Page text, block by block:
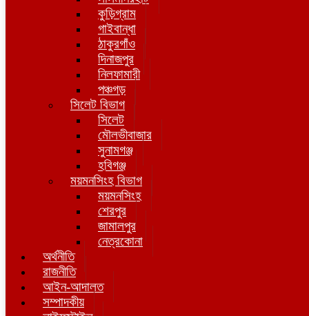
কুড়িগ্রাম
গাইবান্ধা
ঠাকুরগাঁও
দিনাজপুর
নিলফামারী
পঞ্চগড়
সিলেট বিভাগ
সিলেট
মৌলভীবাজার
সুনামগঞ্জ
হবিগঞ্জ
ময়মনসিংহ বিভাগ
ময়মনসিংহ
শেরপুর
জামালপুর
নেত্রকোনা
অর্থনীতি
রাজনীতি
আইন-আদালত
সম্পাদকীয়